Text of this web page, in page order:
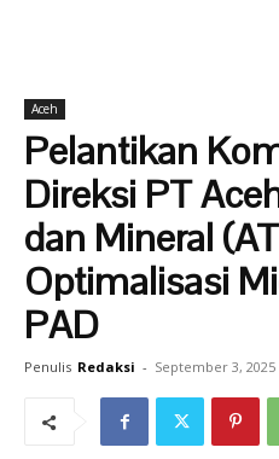
Aceh
Pelantikan
Direksi PT
dan Mineral
Optimalisasi
PAD
Penulis Redaksi - September 3, 2025